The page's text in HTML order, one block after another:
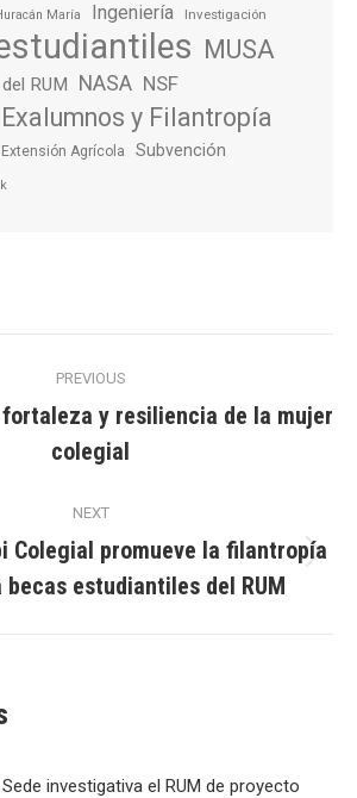
María Ingeniería Investigación
MUSA
RUM NASA NSF
y Filantropía
Agrícola Subvención
PREVIOUS
Previous
post:
fortaleza y resiliencia de la mujer
colegial
NEXT
Next
post:
Colegial promueve la filantropía
becas estudiantiles del RUM
Sede investigativa el RUM de proyecto